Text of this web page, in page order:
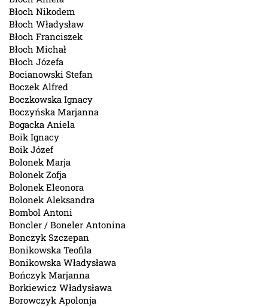
Błoch Nikodem
Błoch Władysław
Błoch Franciszek
Błoch Michał
Błoch Józefa
Bocianowski Stefan
Boczek Alfred
Boczkowska Ignacy
Boczyńska Marjanna
Bogacka Aniela
Boik Ignacy
Boik Józef
Bolonek Marja
Bolonek Zofja
Bolonek Eleonora
Bolonek Aleksandra
Bombol Antoni
Boncler / Boneler Antonina
Bonczyk Szczepan
Bonikowska Teofila
Bonikowska Władysława
Bończyk Marjanna
Borkiewicz Władysława
Borowczyk Apolonja